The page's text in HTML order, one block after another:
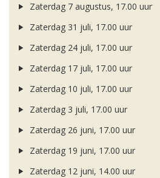
Zaterdag 7 augustus, 17.00 uur
Zaterdag 31 juli, 17.00 uur
Zaterdag 24 juli, 17.00 uur
Zaterdag 17 juli, 17.00 uur
Zaterdag 10 juli, 17.00 uur
Zaterdag 3 juli, 17.00 uur
Zaterdag 26 juni, 17.00 uur
Zaterdag 19 juni, 17.00 uur
Zaterdag 12 juni, 14.00 uur